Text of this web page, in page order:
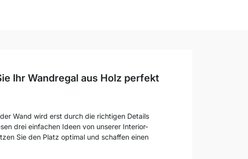
Ihr Wandregal aus Holz perfekt
Wand wird erst durch die richtigen Details
drei einfachen Ideen von unserer Interior-
Sie den Platz optimal und schaffen einen